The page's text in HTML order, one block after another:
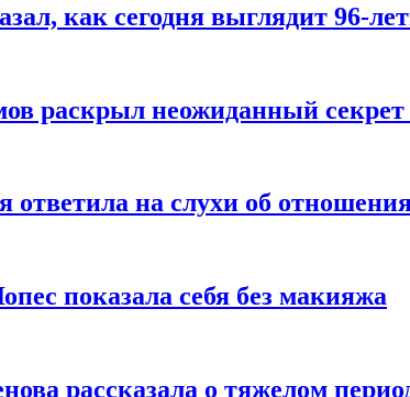
как сегодня выглядит 96-
раскрыл неожиданный секрет
ответила на слухи об
показала себя без макияжа
рассказала о тяжелом